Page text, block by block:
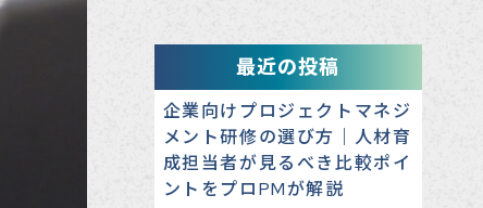
最近の投稿
企業向けプロジェクトマネジ
メント研修の選び方｜人材育
成担当者が見るべき比較ポイ
ントをプロPMが解説